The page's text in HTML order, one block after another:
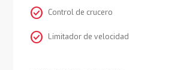
check_circle Control de crucero
check_circle Limitador de velocidad